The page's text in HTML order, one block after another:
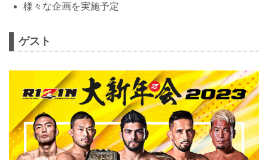
様々な企画を実施予定
ゲスト